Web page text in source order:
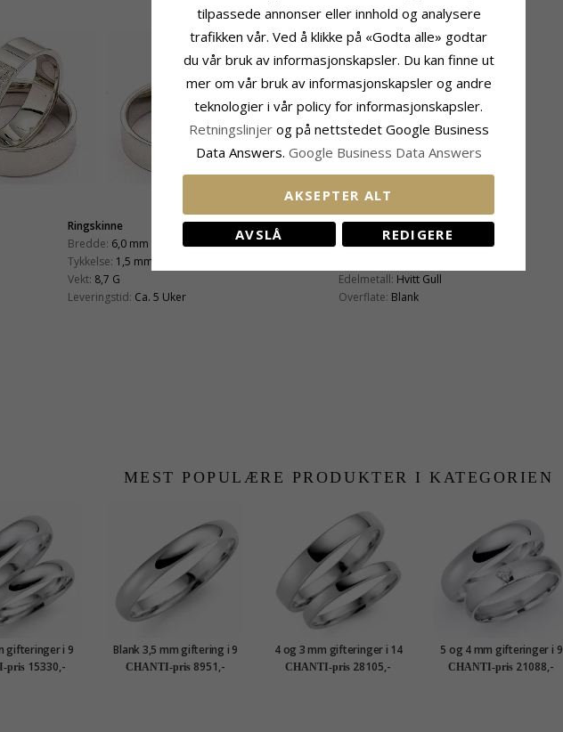
Ringskinne
Bredde: 6,0 mm
Tykkelse: 1,5 mm
Vekt: 8,7 G
Leveringstid: Ca. 5 Uker
Produktinformasjon
Ringtype:Damering
Edelmetall: Hvitt Gull
Overflate: Blank
MEST POPULÆRE PRODUKTER I KATEGORIEN
gifteringer i 9
gull - par
pris 15330,-
Blank 3,5 mm giftering i 9
karat hvitt gull
CHANTI-pris 8951,-
4 og 3 mm gifteringer i 14
karat hvitt gull - par
CHANTI-pris 28105,-
5 og 4 mm gifteringer i 9
karat hvitt gull 0,03 ct - par
CHANTI-pris 21088,-
tilpassede annonser eller innhold og analysere
trafikken vår. Ved å klikke på «Godta alle» godtar
du vår bruk av informasjonskapsler. Du kan finne ut
mer om vår bruk av informasjonskapsler og andre
teknologier i vår policy for informasjonskapsler.
Retningslinjer og på nettstedet Google Business
Data Answers. Google Business Data Answers
AKSEPTER ALT
AVSLÅ REDIGERE